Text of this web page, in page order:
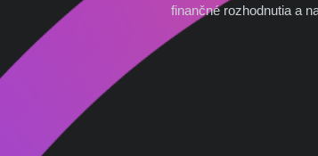
finančné rozhodnutia a